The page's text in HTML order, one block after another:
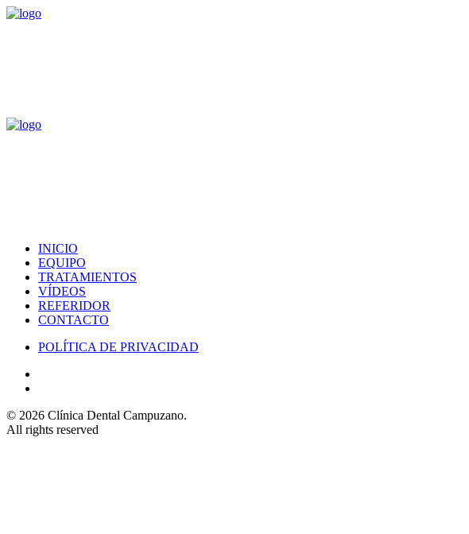
INICIO
EQUIPO
TRATAMIENTOS
VÍDEOS
REFERIDOR
CONTACTO
POLÍTICA DE PRIVACIDAD
© 2026 Clínica Dental Campuzano.
All rights reserved